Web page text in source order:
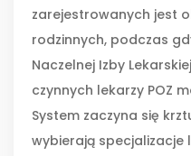
zarejestrowanych jest
rodzinnych, podczas
Naczelnej Izby
czynnych lekarzy POZ
System zaczyna się
wybierają specjalizacje